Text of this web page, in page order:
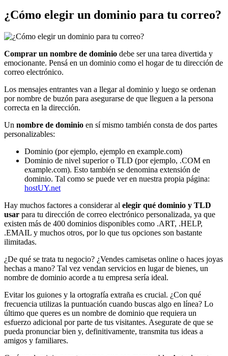
¿Cómo elegir un dominio para tu correo?
Comprar un nombre de dominio debe ser una tarea divertida y
emocionante. Pensá en un dominio como el hogar de tu dirección de
correo electrónico.
Los mensajes entrantes van a llegar al dominio y luego se ordenan
por nombre de buzón para asegurarse de que lleguen a la persona
correcta en la dirección.
Un nombre de dominio en sí mismo también consta de dos partes
personalizables:
Dominio (por ejemplo, ejemplo en example.com)
Dominio de nivel superior o TLD (por ejemplo, .COM en
example.com). Esto también se denomina extensión de
dominio. Tal como se puede ver en nuestra propia página:
hostUY.net
Hay muchos factores a considerar al elegir qué dominio y TLD
usar para tu dirección de correo electrónico personalizada, ya que
existen más de 400 dominios disponibles como .ART, .HELP,
.EMAIL y muchos otros, por lo que tus opciones son bastante
ilimitadas.
¿De qué se trata tu negocio? ¿Vendes camisetas online o haces joyas
hechas a mano? Tal vez vendan servicios en lugar de bienes, un
nombre de dominio acorde a tu empresa sería ideal.
Evitar los guiones y la ortografía extraña es crucial. ¿Con qué
frecuencia utilizas la puntuación cuando buscas algo en línea? Lo
último que queres es un nombre de dominio que requiera un
esfuerzo adicional por parte de tus visitantes. Asegurate de que se
pueda pronunciar bien y, definitivamente, transmita tus ideas a
amigos y familiares.